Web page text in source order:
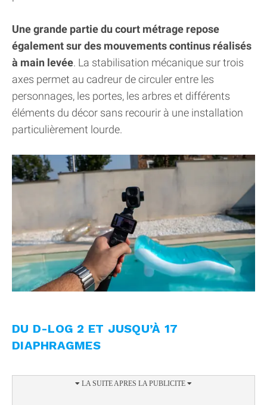
Une grande partie du court métrage repose
également sur des mouvements continus réalisés
à main levée. La stabilisation mécanique sur trois
axes permet au cadreur de circuler entre les
personnages, les portes, les arbres et différents
éléments du décor sans recourir à une installation
particulièrement lourde.
DU D-LOG 2 ET JUSQU’À 17
DIAPHRAGMES